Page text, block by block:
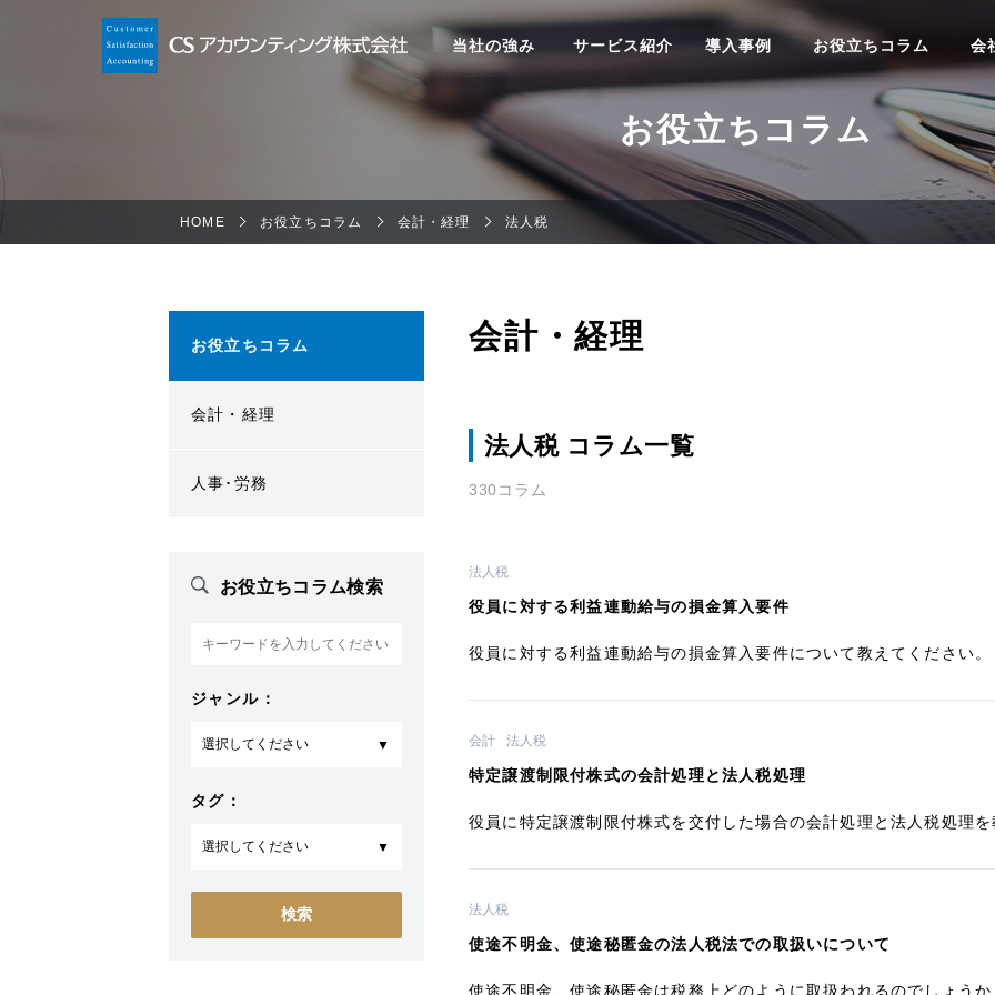
当社の強み サービス紹介 導入事例 お役立ちコラム 会
お役立ちコラム
HOME お役立ちコラム 会計・経理 法人税
お役立ちコラム
会計・経理
人事･労務
お役立ちコラム検索
ジャンル：
タグ：
会計・経理
法人税 コラム一覧
330コラム
法人税
役員に対する利益連動給与の損金算入要件
役員に対する利益連動給与の損金算入要件について教えてください。
会計 法人税
特定譲渡制限付株式の会計処理と法人税処理
役員に特定譲渡制限付株式を交付した場合の会計処理と法人税処理を
法人税
使途不明金、使途秘匿金の法人税法での取扱いについて
使途不明金、使途秘匿金は税務上どのように取扱われるのでしょうか